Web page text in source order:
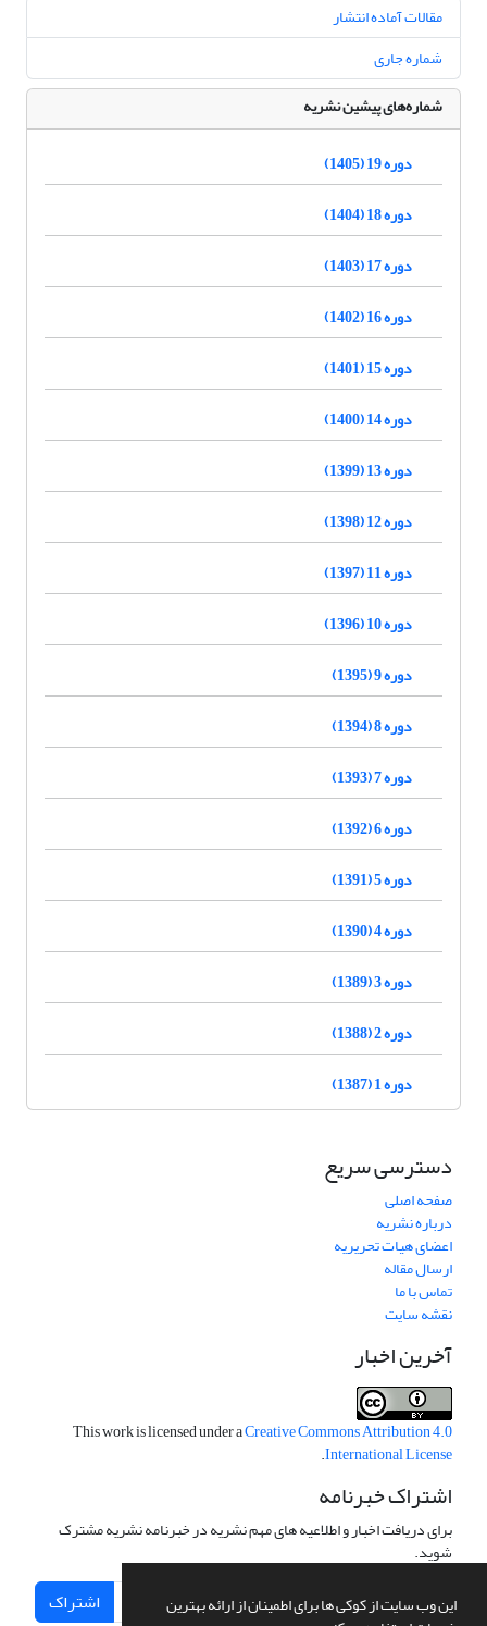
این وب سایت از کوکی ها برای اطمینان از ارائه بهترین
مقالات آماده انتشار
شماره جاری
شماره‌های پیشین نشریه
دوره 19 (1405)
دوره 18 (1404)
دوره 17 (1403)
دوره 16 (1402)
دوره 15 (1401)
دوره 14 (1400)
دوره 13 (1399)
دوره 12 (1398)
دوره 11 (1397)
دوره 10 (1396)
دوره 9 (1395)
دوره 8 (1394)
دوره 7 (1393)
دوره 6 (1392)
دوره 5 (1391)
دوره 4 (1390)
دوره 3 (1389)
دوره 2 (1388)
دوره 1 (1387)
دسترسی سریع
صفحه اصلی
درباره نشریه
اعضای هیات تحریریه
ارسال مقاله
تماس با ما
نقشه سایت
آخرین اخبار
This work is licensed under aCreative Commons Attribution 4.0
International License
.
اشتراک خبرنامه
برای دریافت اخبار و اطلاعیه های مهم نشریه در خبرنامه نشریه مشترک
شوید.
اشتراک